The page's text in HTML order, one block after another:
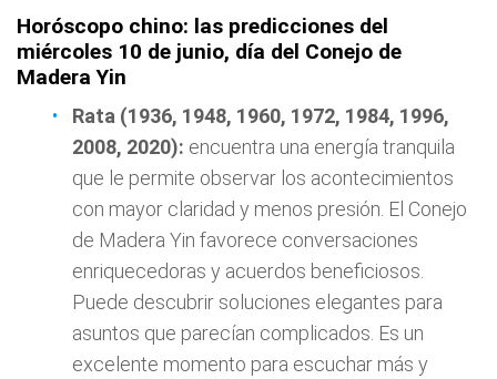
Horóscopo chino: las predicciones del
miércoles 10 de junio, día del Conejo de
Madera Yin
Rata (1936, 1948, 1960, 1972, 1984, 1996,
2008, 2020): encuentra una energía tranquila
que le permite observar los acontecimientos
con mayor claridad y menos presión. El Conejo
de Madera Yin favorece conversaciones
enriquecedoras y acuerdos beneficiosos.
Puede descubrir soluciones elegantes para
asuntos que parecían complicados. Es un
excelente momento para escuchar más y